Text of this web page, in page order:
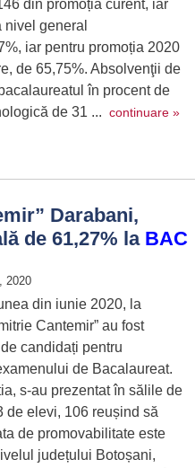
din promoția curent, iar
general
iar pentru promoția 2020
de 65,75%. Absolvenţii de
în procent de
de 31 ... continuare »
Darabani,
de 61,27% la BAC
2020
din iunie 2020, la
Cantemir” au fost
candidați pentru
de Bacalaureat.
s-au prezentat în sălile de
de elevi, 106 reușind să
de promovabilitate este
județului Botoșani,